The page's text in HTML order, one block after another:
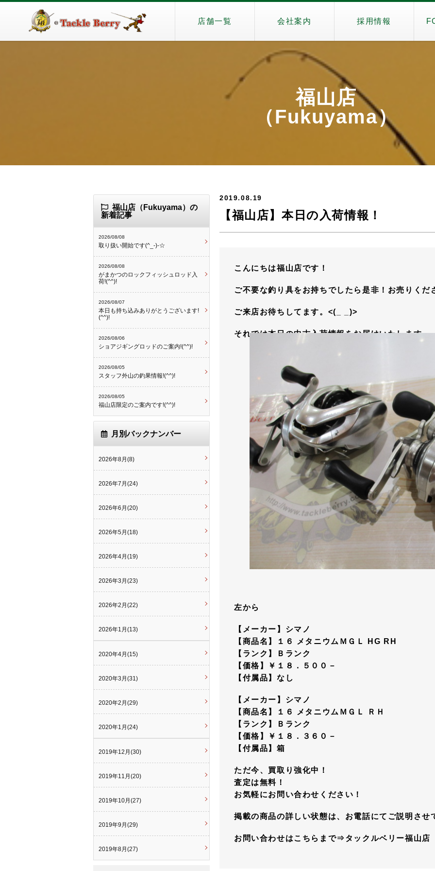
店舗一覧 会社案内 採用情報
福山店
（Fukuyama）
2019.08.19
【福山店】本日の入荷情報！
こんにちは福山店です！
ご不要な釣り具をお持ちでしたら是非！お売りく
ご来店お待ちしてます。<(_ _)>
それでは本日の中古入荷情報をお届けいたします。
左から
【メーカー】シマノ
【商品名】１６ メタニウムＭＧＬ HG RH
【ランク】Ｂランク
【価格】￥１８．５００－
【付属品】なし
【メーカー】シマノ
【商品名】１６ メタニウムＭＧＬ ＲＨ
【ランク】Ｂランク
【価格】￥１８．３６０－
【付属品】箱
ただ今、買取り強化中！
査定は無料！
お気軽にお問い合わせください！
掲載の商品の詳しい状態は、お電話にてご説明させ
お問い合わせはこちらまで⇒タックルベリー福山
福山店（Fukuyama）の
新着記事
2026/08/08
取り扱い開始です(^_-)-☆
2026/08/08
がまかつのロックフィッシュロッド入
荷!(^^)!
2026/08/07
本日も持ち込みありがとうございます!
(^^)!
2026/08/06
ショアジギングロッドのご案内!(^^)!
2026/08/05
スタッフ外山の釣果情報!(^^)!
2026/08/05
福山店限定のご案内です!(^^)!
月別バックナンバー
2026年8月(8)
2026年7月(24)
2026年6月(20)
2026年5月(18)
2026年4月(19)
2026年3月(23)
2026年2月(22)
2026年1月(13)
2020年4月(15)
2020年3月(31)
2020年2月(29)
2020年1月(24)
2019年12月(30)
2019年11月(20)
2019年10月(27)
2019年9月(29)
2019年8月(27)